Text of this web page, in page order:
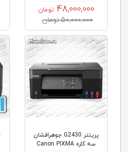
48,000,000 تومان
50,000,000 تومان
پرینتر G2430 جوهرافشان
سه کاره Canon PIXMA